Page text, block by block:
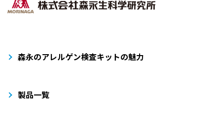
森永のアレルゲン検査キットの魅力
製品一覧